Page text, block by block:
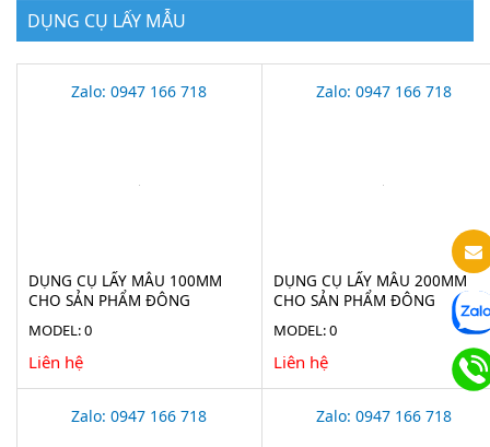
DỤNG CỤ LẤY MẪU
Zalo: 0947 166 718
DỤNG CỤ LẤY MẪU 100MM
CHO SẢN PHẨM ĐÔNG
5323-0190
MODEL: 0
Liên hệ
Zalo: 0947 166 718
DỤNG CỤ LẤY MẪU 200MM
CHO SẢN PHẨM ĐÔNG
LẠNH(ICE BORER) BURKLE
5323-0200
MODEL: 0
Liên hệ
Zalo: 0947 166 718 Zalo: 0947 166 718